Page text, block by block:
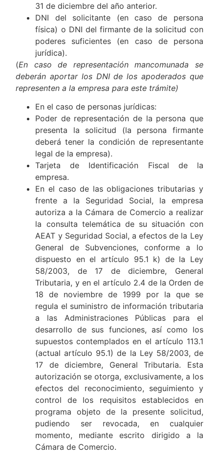
31 de diciembre del año anterior.
DNI del solicitante (en caso de persona
física) o DNI del firmante de la solicitud con
poderes suficientes (en caso de persona
jurídica).
(En caso de representación mancomunada se
deberán aportar los DNI de los apoderados que
representen a la empresa para este trámite)
En el caso de personas jurídicas:
Poder de representación de la persona que
presenta la solicitud (la persona firmante
deberá tener la condición de representante
legal de la empresa).
Tarjeta de Identificación Fiscal de la
empresa.
En el caso de las obligaciones tributarias y
frente a la Seguridad Social, la empresa
autoriza a la Cámara de Comercio a realizar
la consulta telemática de su situación con
AEAT y Seguridad Social, a efectos de la Ley
General de Subvenciones, conforme a lo
dispuesto en el artículo 95.1 k) de la Ley
58/2003, de 17 de diciembre, General
Tributaria, y en el artículo 2.4 de la Orden de
18 de noviembre de 1999 por la que se
regula el suministro de información tributaria
a las Administraciones Públicas para el
desarrollo de sus funciones, así como los
supuestos contemplados en el artículo 113.1
(actual artículo 95.1) de la Ley 58/2003, de
17 de diciembre, General Tributaria. Esta
autorización se otorga, exclusivamente, a los
efectos del reconocimiento, seguimiento y
control de los requisitos establecidos en
programa objeto de la presente solicitud,
pudiendo ser revocada, en cualquier
momento, mediante escrito dirigido a la
Cámara de Comercio.